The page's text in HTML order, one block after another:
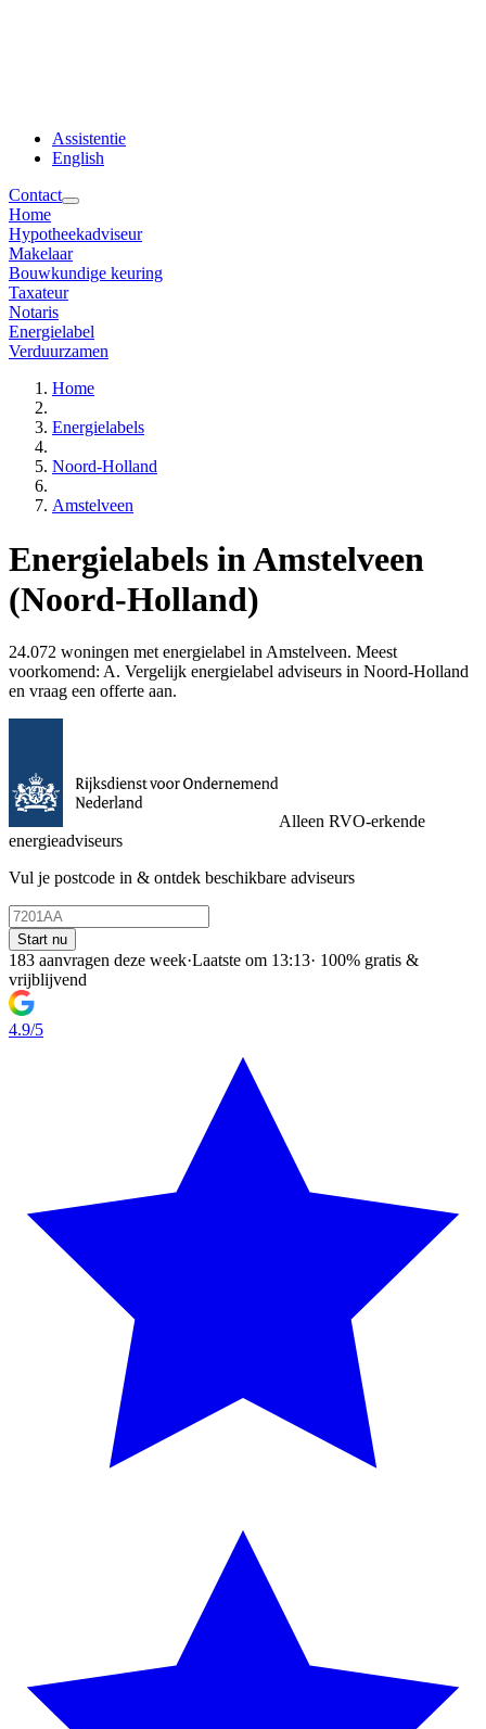
Assistentie
English
Contact
Home
Hypotheekadviseur
Makelaar
Bouwkundige keuring
Taxateur
Notaris
Energielabel
Verduurzamen
Home
Energielabels
Noord-Holland
Amstelveen
Energielabels in Amstelveen
(Noord-Holland)
24.072 woningen met energielabel in Amstelveen. Meest
voorkomend: A. Vergelijk energielabel adviseurs in Noord-Holland
en vraag een offerte aan.
Alleen RVO-erkende
energieadviseurs
Vul je postcode in & ontdek beschikbare adviseurs
Start nu
183 aanvragen deze week·Laatste om 13:13· 100% gratis &
vrijblijvend
4.9/5